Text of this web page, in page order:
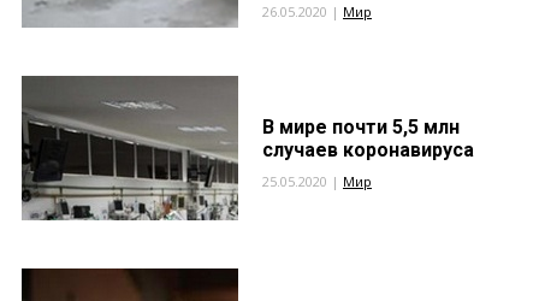
26.05.2020 | Мир
В мире почти 5,5 млн
случаев коронавируса
25.05.2020 | Мир